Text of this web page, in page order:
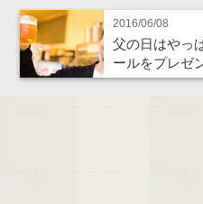
2016/06/08
父の日はやっ
ールをプレゼ